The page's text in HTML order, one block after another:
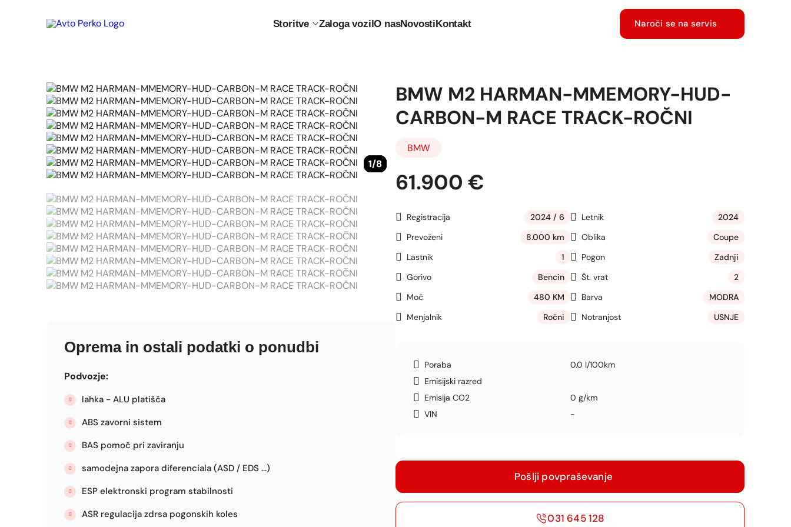
Storitve Zaloga vozilO nasNovostiKontakt Naroči se na servis
1/8
1/8
1/8
1/8
1/8
1/8
1/8
1/8
Oprema in ostali podatki o ponudbi
Podvozje:
lahka - ALU platišča
ABS zavorni sistem
BAS pomoč pri zaviranju
samodejna zapora diferenciala (ASD / EDS ...)
ESP elektronski program stabilnosti
ASR regulacija zdrsa pogonskih koles
BMW M2 HARMAN-MMEMORY-HUD-
CARBON-M RACE TRACK-ROČNI
BMW
61.900 €
Registracija
2024 / 6
Prevoženi
8.000 km
Lastnik
1
Gorivo
Bencin
Moč
480 KM
Menjalnik
Ročni
Letnik
2024
Oblika
Coupe
Pogon
Zadnji
Št. vrat
2
Barva
MODRA
Notranjost
USNJE
Poraba
0.0 l/100km
Emisijski razred
Emisija CO2
0 g/km
VIN
-
Pošlji povpraševanje
031 645 128